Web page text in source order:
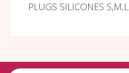
PLUGS SILICONES S,M,L